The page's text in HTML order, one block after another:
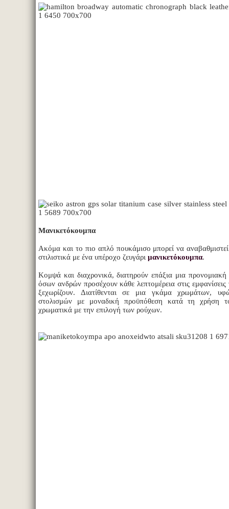
Μανικετόκουμπα
Ακόμα και το πιο απλό πουκάμισο μπορεί να
στιλιστικά με ένα υπέροχο ζευγάρι μανικετόκουμπα.
Κομψά και διαχρονικά, διατηρούν επάξια μια προνομιακή
όσων ανδρών προσέχουν κάθε λεπτομέρεια στις εμφανίσεις
ξεχωρίζουν. Διατίθενται σε μια γκάμα χρωμάτων,
στολισμών με μοναδική προϋπόθεση κατά τη χρήση
χρωματικά με την επιλογή των ρούχων.